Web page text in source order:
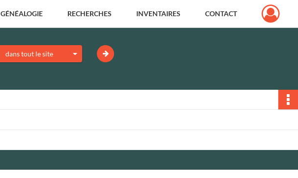
GÉNÉALOGIE RECHERCHES INVENTAIRES CONTACT
dans tout le site